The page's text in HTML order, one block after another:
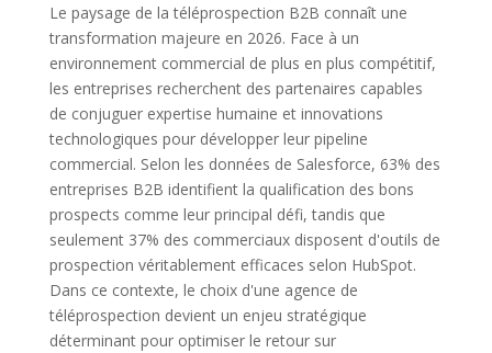
Le paysage de la téléprospection B2B connaît une
transformation majeure en 2026. Face à un
environnement commercial de plus en plus compétitif,
les entreprises recherchent des partenaires capables
de conjuguer expertise humaine et innovations
technologiques pour développer leur pipeline
commercial. Selon les données de Salesforce, 63% des
entreprises B2B identifient la qualification des bons
prospects comme leur principal défi, tandis que
seulement 37% des commerciaux disposent d'outils de
prospection véritablement efficaces selon HubSpot.
Dans ce contexte, le choix d'une agence de
téléprospection devient un enjeu stratégique
déterminant pour optimiser le retour sur